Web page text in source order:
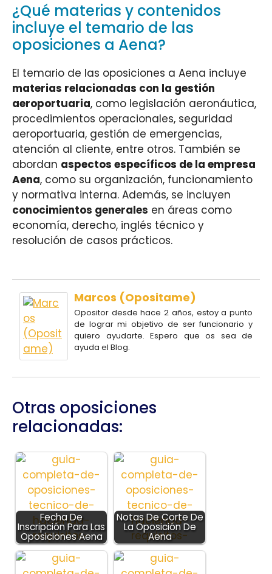
¿Qué materias y contenidos
incluye el temario de las
oposiciones a Aena?
El temario de las oposiciones a Aena incluye
materias relacionadas con la gestión
aeroportuaria, como legislación aeronáutica,
procedimientos operacionales, seguridad
aeroportuaria, gestión de emergencias,
atención al cliente, entre otros. También se
abordan aspectos específicos de la empresa
Aena, como su organización, funcionamiento
y normativa interna. Además, se incluyen
conocimientos generales en áreas como
economía, derecho, inglés técnico y
resolución de casos prácticos.
Marcos (Opositame)
Opositor desde hace 2 años, estoy a punto
de lograr mi objetivo de ser funcionario y
quiero ayudarte. Espero que os sea de
ayuda el Blog.
Otras oposiciones
relacionadas:
Fecha De
Inscripción Para Las
Oposiciones Aena
Notas De Corte De
La Oposición De
Aena